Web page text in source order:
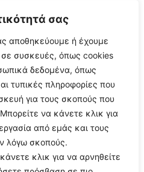
σας
αποθηκεύουμε ή έχουμε
συσκευές, όπως cookies
δεδομένα, όπως
τυπικές πληροφορίες που
για τους σκοπούς που
να κάνετε κλικ για
από εμάς και τους
λόγω σκοπούς.
κλικ για να αρνηθείτε
Us
Reserved
είναι πιστοποιημένη στο
Τύπου της ΓΓ Επικοινωνίας
242062)